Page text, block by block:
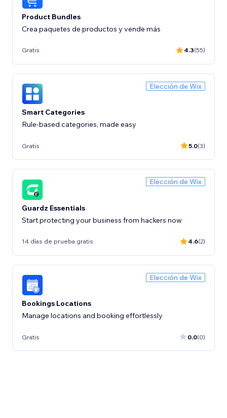
Product Bundles
Crea paquetes de productos y vende más
Gratis 4.3(55)
Elección de Wix
Smart Categories
Rule-based categories, made easy
Gratis 5.0(3)
Elección de Wix
Guardz Essentials
Start protecting your business from hackers now
14 días de prueba gratis 4.6(2)
Elección de Wix
Bookings Locations
Manage locations and booking effortlessly
Gratis 0.0(0)